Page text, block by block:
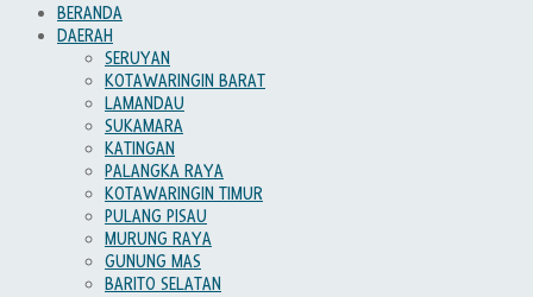
BERANDA
DAERAH
SERUYAN
KOTAWARINGIN BARAT
LAMANDAU
SUKAMARA
KATINGAN
PALANGKA RAYA
KOTAWARINGIN TIMUR
PULANG PISAU
MURUNG RAYA
GUNUNG MAS
BARITO SELATAN